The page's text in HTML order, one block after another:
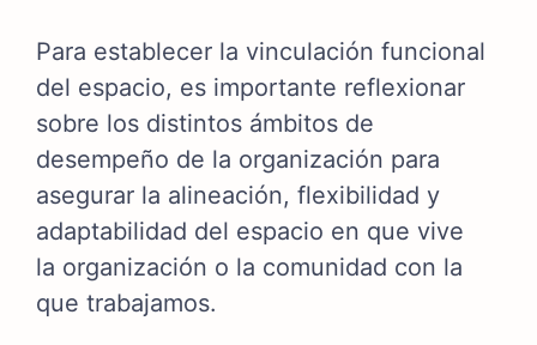
Para establecer la vinculación funcional
del espacio, es importante reflexionar
sobre los distintos ámbitos de
desempeño de la organización para
asegurar la alineación, flexibilidad y
adaptabilidad del espacio en que vive
la organización o la comunidad con la
que trabajamos.